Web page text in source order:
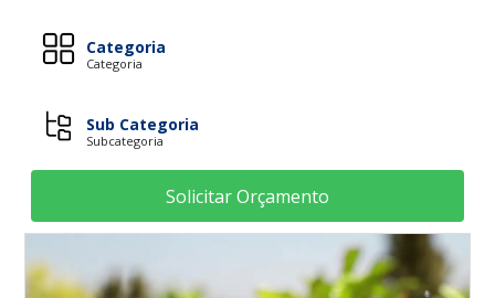
Categoria
Categoria
Sub Categoria
Subcategoria
Solicitar Orçamento